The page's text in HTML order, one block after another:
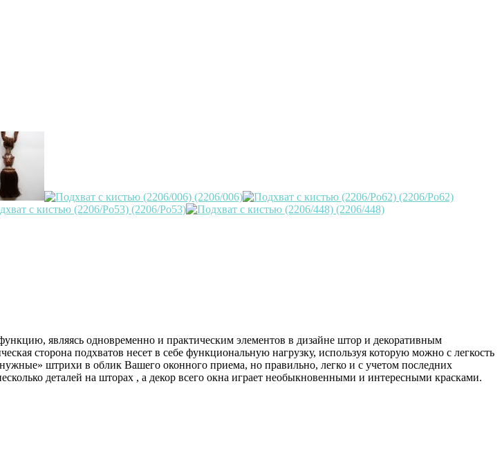
являясь одновременно и практическим элементов в дизайне штор и декоративным
сторона подхватов несет в себе функциональную нагрузку, используя которую можно с легкость
штрихи в облик Вашего оконного приема, но правильно, легко и с учетом последних
деталей на шторах , а декор всего окна играет необыкновенными и интересными красками.